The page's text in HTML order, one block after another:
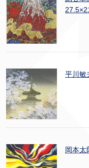
平川敏
岡本太